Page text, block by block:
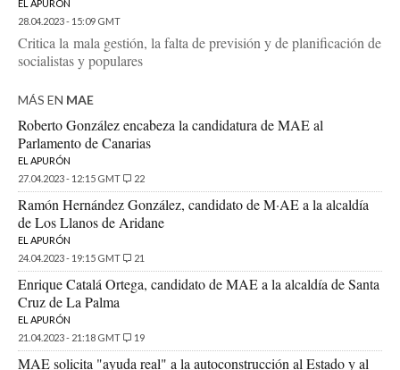
EL APURÓN
28.04.2023 - 15:09 GMT
Critica la mala gestión, la falta de previsión y de planificación de
socialistas y populares
MÁS EN MAE
Roberto González encabeza la candidatura de MAE al
Parlamento de Canarias
EL APURÓN
27.04.2023 - 12:15 GMT
22
Ramón Hernández González, candidato de M·AE a la alcaldía
de Los Llanos de Aridane
EL APURÓN
24.04.2023 - 19:15 GMT
21
Enrique Catalá Ortega, candidato de MAE a la alcaldía de Santa
Cruz de La Palma
EL APURÓN
21.04.2023 - 21:18 GMT
19
MAE solicita "ayuda real" a la autoconstrucción al Estado y al